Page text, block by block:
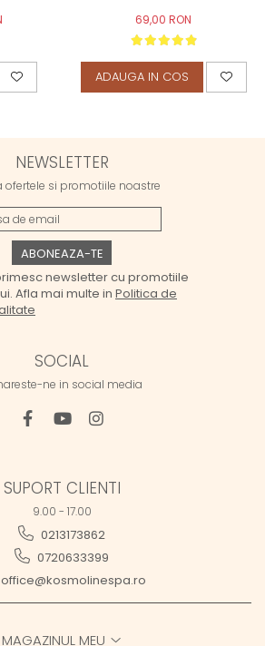
69,00 RON
ADAUGA IN COS
NEWSLETTER
ofertele si promotiile noastre
newsletter cu promotiile
Afla mai multe in Politica de
SOCIAL
ne in social media
SUPORT CLIENTI
9.00 - 17.00
0213173862
0720633399
office@kosmolinespa.ro
MAGAZINUL MEU